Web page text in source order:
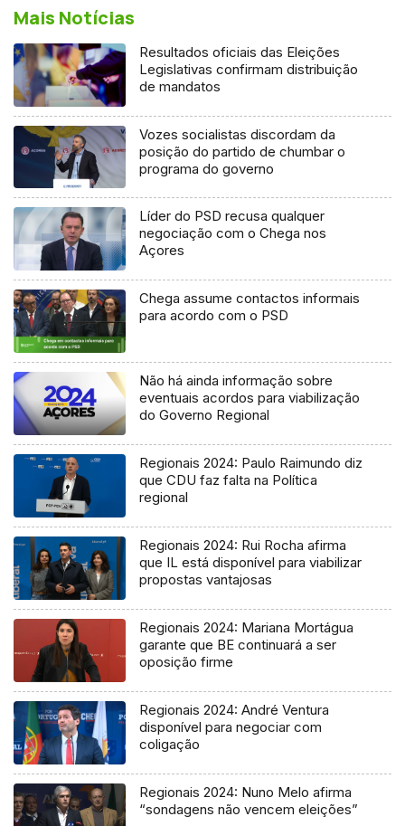
Mais Notícias
Resultados oficiais das Eleições
Legislativas confirmam distribuição
de mandatos
Vozes socialistas discordam da
posição do partido de chumbar o
programa do governo
Líder do PSD recusa qualquer
negociação com o Chega nos
Açores
Chega assume contactos informais
para acordo com o PSD
Não há ainda informação sobre
eventuais acordos para viabilização
do Governo Regional
Regionais 2024: Paulo Raimundo diz
que CDU faz falta na Política
regional
Regionais 2024: Rui Rocha afirma
que IL está disponível para viabilizar
propostas vantajosas
Regionais 2024: Mariana Mortágua
garante que BE continuará a ser
oposição firme
Regionais 2024: André Ventura
disponível para negociar com
coligação
Regionais 2024: Nuno Melo afirma
“sondagens não vencem eleições”